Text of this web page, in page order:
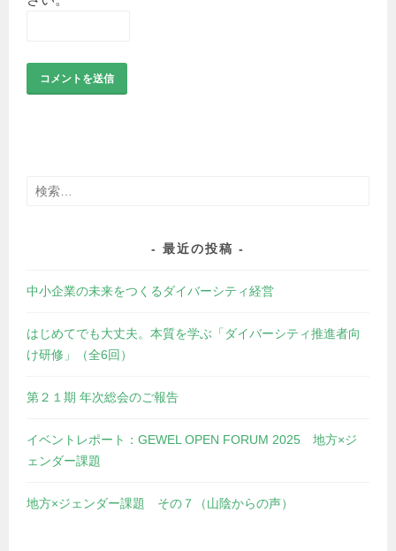
検
最近の投稿
中小企業の未来をつくるダイバーシティ経営
はじめてでも大丈夫。本質を学ぶ「ダイバーシティ推進者向
け研修」（全6回）
第２１期 年次総会のご報告
イベントレポート：GEWEL OPEN FORUM 2025 地方×ジ
ェンダー課題
地方×ジェンダー課題 その７（山陰からの声）